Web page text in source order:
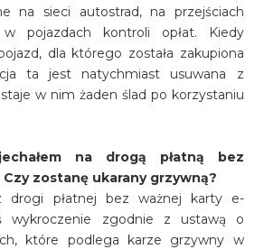
na sieci autostrad, na przejściach
pojazdach kontroli opłat. Kiedy
dla którego została zakupiona
ta jest natychmiast usuwana z
w nim żaden ślad po korzystaniu
na drogą płatną bez
zostanę ukarany grzywną?
drogi płatnej bez ważnej karty e-
wykroczenie zgodnie z ustawą o
które podlega karze grzywny w